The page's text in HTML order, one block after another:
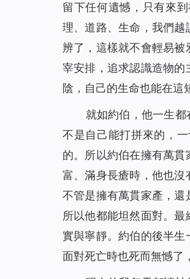
留下任何遺憾，只有來
理、道路、生命，我們
辨了，這樣就不會輕易
宰安排，追求認識造物
陰，自己的生命也能在這
就如約伯，他一生
不是自己能打拼來的，
的。所以約伯在擁有萬
富、滿身長瘡時，他也沒
不管是擁有萬貫家產，還
所以他都能坦然面對。
實與寧靜。約伯的後半生
面對死亡時也死而無憾了